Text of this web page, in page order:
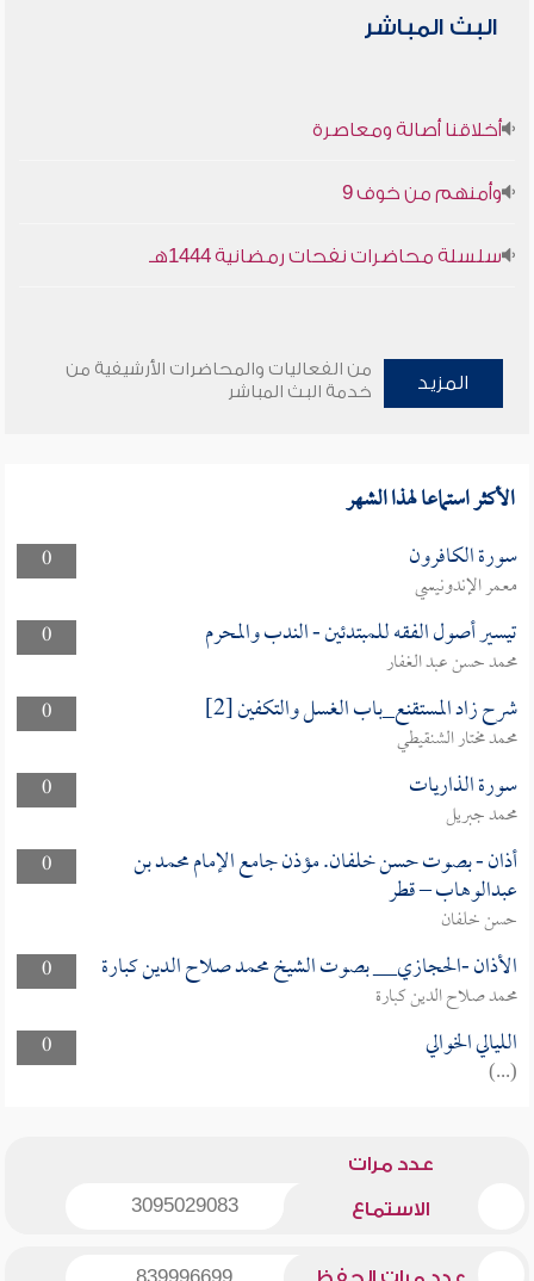
البث المباشر
أخلاقنا أصالة ومعاصرة
وأمنهم من خوف 9
سلسلة محاضرات نفحات رمضانية 1444هـ
المزيد
من الفعاليات والمحاضرات الأرشيفية من
خدمة البث المباشر
الأكثر استماعا لهذا الشهر
0 سورة الكافرون
معمر الإندونيسي
0
تيسير أصول الفقه للمبتدئين - الندب والمحرم
محمد حسن عبد الغفار
0
شرح زاد المستقنع_باب الغسل والتكفين [2]
محمد مختار الشنقيطي
0
سورة الذاريات
محمد جبريل
0
أذان - بصوت حسن خلفان. مؤذن جامع الإمام محمد بن
عبدالوهاب – قطر
حسن خلفان
0
الأذان -الحجازي__ بصوت الشيخ محمد صلاح الدين كبارة
محمد صلاح الدين كبارة
0
الليالي الخوالي
(...)
عدد مرات
الاستماع 3095029083